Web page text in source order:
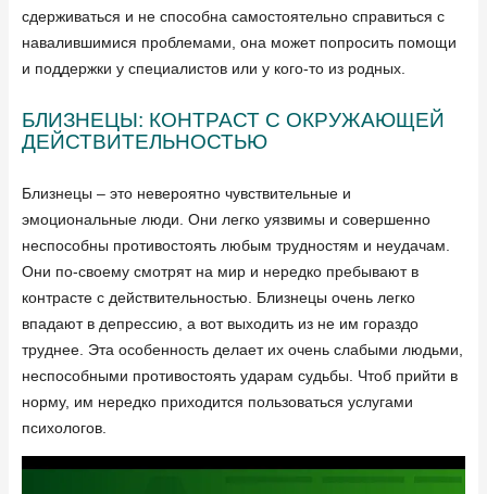
сдерживаться и не способна самостоятельно справиться с
навалившимися проблемами, она может попросить помощи
и поддержки у специалистов или у кого-то из родных.
БЛИЗНЕЦЫ: КОНТРАСТ С ОКРУЖАЮЩЕЙ
ДЕЙСТВИТЕЛЬНОСТЬЮ
Близнецы – это невероятно чувствительные и
эмоциональные люди. Они легко уязвимы и совершенно
неспособны противостоять любым трудностям и неудачам.
Они по-своему смотрят на мир и нередко пребывают в
контрасте с действительностью. Близнецы очень легко
впадают в депрессию, а вот выходить из не им гораздо
труднее. Эта особенность делает их очень слабыми людьми,
неспособными противостоять ударам судьбы. Чтоб прийти в
норму, им нередко приходится пользоваться услугами
психологов.